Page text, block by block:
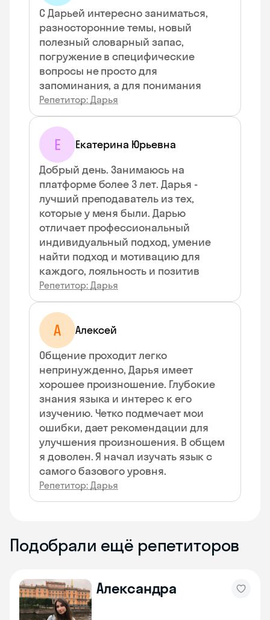
С Дарьей интересно заниматься,
разносторонние темы, новый
полезный словарный запас,
погружение в специфические
вопросы не просто для
запоминания, а для понимания
Репетитор: Дарья
Е
Екатерина Юрьевна
Добрый день. Занимаюсь на
платформе более 3 лет. Дарья -
лучший преподаватель из тех,
которые у меня были. Дарью
отличает профессиональный
индивидуальный подход, умение
найти подход и мотивацию для
каждого, лояльность и позитив
Репетитор: Дарья
А
Алексей
Общение проходит легко
непринужденно, Дарья имеет
хорошее произношение. Глубокие
знания языка и интерес к его
изучению. Четко подмечает мои
ошибки, дает рекомендации для
улучшения произношения. В общем
я доволен. Я начал изучать язык с
самого базового уровня.
Репетитор: Дарья
Подобрали ещё репетиторов
Александра